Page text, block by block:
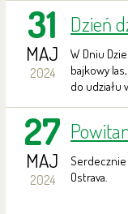
31
MAJ
2024
Dzień
W Dniu
bajkowy
do udziału
27
MAJ
2024
Serdecznie
Ostrava.